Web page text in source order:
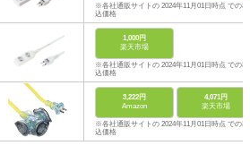
※各社通販サイトの 2024年11月01日時点 での税
込価格
1,000円
楽天市場
※各社通販サイトの 2024年11月01日時点 での税
込価格
3,222円
Amazon
4,071円
楽天市場
※各社通販サイトの 2024年11月01日時点 での税
込価格